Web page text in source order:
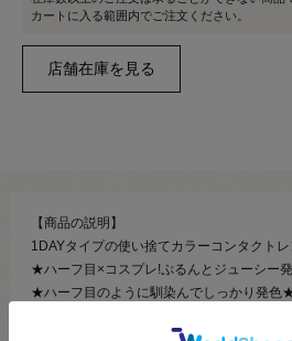
カートに入る範囲内でご注文ください。
【商品の説明】
1DAYタイプの使い捨てカラーコンタクトレ
★ハーフ目×コスプレ!ぷるんとジューシー
★ハーフ目のように馴染んでしっかり発色